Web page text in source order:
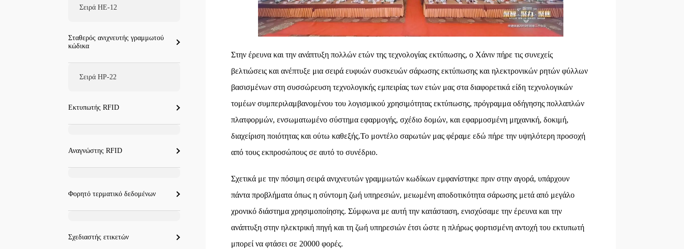
Στην έρευνα και την ανάπτυξη πολλών ετών της τεχνολογίας εκτύπωσης, ο Χάνιν πήρε τις συνεχείς
βελτιώσεις και ανέπτυξε μια σειρά ευφυών συσκευών σάρωσης εκτύπωσης και ηλεκτρονικών ρητών φύλλων
βασισμένων στη συσσώρευση τεχνολογικής εμπειρίας των ετών μας στα διαφορετικά είδη τεχνολογικών
τομέων συμπεριλαμβανομένου του λογισμικού χρησιμότητας εκτύπωσης, πρόγραμμα οδήγησης πολλαπλών
πλατφορμών, ενσωματωμένο σύστημα εφαρμογής, σχέδιο δομών, και εφαρμοσμένη μηχανική, δοκιμή,
διαχείριση ποιότητας και ούτω καθεξής.Το μοντέλο σαρωτών μας φέραμε εδώ πήρε την υψηλότερη προσοχή
από τους εκπροσώπους σε αυτό το συνέδριο.
Σχετικά με την πόσιμη σειρά ανιχνευτών γραμμωτών κωδίκων εμφανίστηκε πριν στην αγορά, υπάρχουν
πάντα προβλήματα όπως η σύντομη ζωή υπηρεσιών, μειωμένη αποδοτικότητα σάρωσης μετά από μεγάλο
χρονικό διάστημα χρησιμοποίησης. Σύμφωνα με αυτή την κατάσταση, ενισχύσαμε την έρευνα και την
ανάπτυξη στην ηλεκτρική πηγή και τη ζωή υπηρεσιών έτσι ώστε η πλήρως φορτισμένη αντοχή του εκτυπωτή
μπορεί να φτάσει σε 20000 φορές.
Σειρά HE-12
Σταθερός ανιχνευτής γραμμωτού
κώδικα
Σειρά HP-22
Εκτυπωτής RFID
Αναγνώστης RFID
Φορητό τερματικό δεδομένων
Σχεδιαστής ετικετών